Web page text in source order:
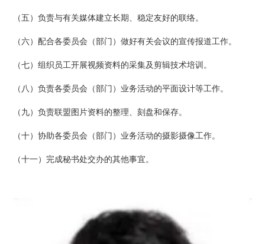
（五）负责与有关媒体建立长期、稳定友好的联络。
（六）配合各委员会（部门）做好有关会议的宣传报道工作。
（七）组织员工开展视频资料的采集及剪辑技术培训。
（八）负责各委员会（部门）业务活动的平面设计等工作。
（九）负责联盟图片资料的整理、刻盘和保存。
（十）协助各委员会（部门）业务活动的摄影摄像工作。
（十一）完成秘书处交办的其他事宜。